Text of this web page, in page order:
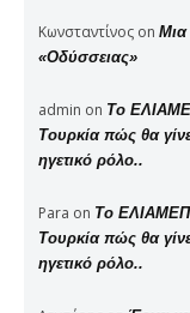
Κωνσταντίνος on Μια
«Οδύσσειας»
admin on Το
Τουρκία πώς θα
ηγετικό ρόλο..
Para on Το ΕΛΙΑΜΕΠ
Τουρκία πώς θα
ηγετικό ρόλο..